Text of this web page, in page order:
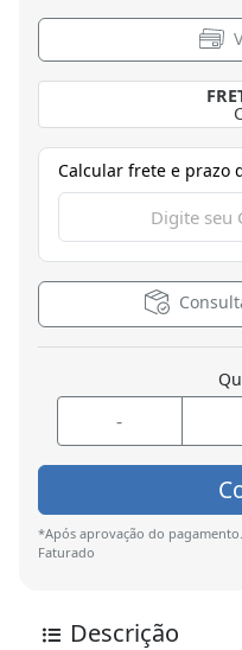
Calcular frete e prazo
-
*Após aprovação do
Faturado
Descrição